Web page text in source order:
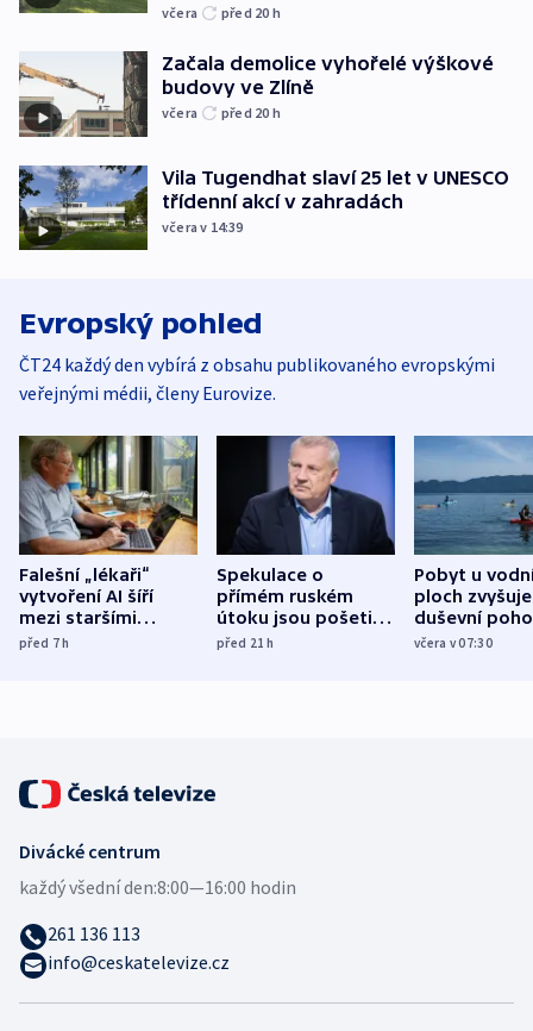
včera před 20 h
Začala demolice vyhořelé výškové
budovy ve Zlíně
včera před 20 h
Vila Tugendhat slaví 25 let v UNESCO
třídenní akcí v zahradách
včera v 14:39
Evropský pohled
ČT24 každý den vybírá z obsahu publikovaného evropskými
veřejnými médii, členy Eurovize.
Falešní „lékaři“
vytvoření AI šíří
mezi staršími
Poláky nebezpečné
před 7h
Spekulace o
přímém ruském
útoku jsou pošetilé,
míní estonský
před 21h
Pobyt u
ploch zvyšuje
duševní
ukázala
včera v 07:30
Divácké centrum
každý všední den:8:00—16:00 hodin
261 136 113
info@ceskatelevize.cz